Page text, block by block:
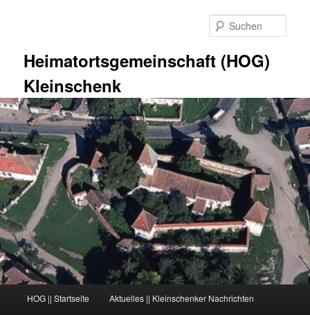
Heimatortsgemeinschaft (HOG)
Kleinschenk
HOG || Startseite Aktuelles || Kleinschenker Nachrichten